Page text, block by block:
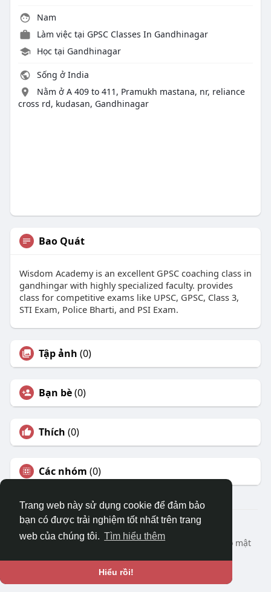
Trang web này sử dụng cookie để đảm bảo
bạn có được trải nghiệm tốt nhất trên trang
web của chúng tôi. Tìm hiểu thêm
Hiểu rồi!
Nam
Làm việc tại GPSC Classes In Gandhinagar
Học tại Gandhinagar
Sống ở India
Nằm ở A 409 to 411, Pramukh mastana, nr, reliance
cross rd, kudasan, Gandhinagar
Bao Quát
Wisdom Academy is an excellent GPSC coaching class in
gandhingar with highly specialized faculty. provides
class for competitive exams like UPSC, GPSC, Class 3,
STI Exam, Police Bharti, and PSI Exam.
Tập ảnh (0)
Bạn bè(0)
Thích (0)
Các nhóm (0)
© 2026 DRVIET.COM
Nhà
Bao Quát Liên hệ chúng tôi
Chính sách bảo mật
Ngôn ngữ